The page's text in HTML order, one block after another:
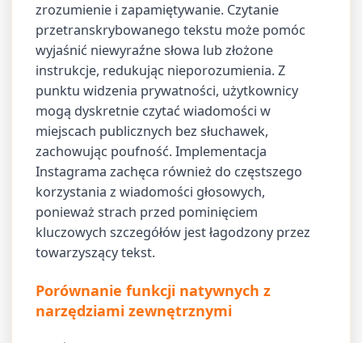
zrozumienie i zapamiętywanie. Czytanie
przetranskrybowanego tekstu może pomóc
wyjaśnić niewyraźne słowa lub złożone
instrukcje, redukując nieporozumienia. Z
punktu widzenia prywatności, użytkownicy
mogą dyskretnie czytać wiadomości w
miejscach publicznych bez słuchawek,
zachowując poufność. Implementacja
Instagrama zachęca również do częstszego
korzystania z wiadomości głosowych,
ponieważ strach przed pominięciem
kluczowych szczegółów jest łagodzony przez
towarzyszący tekst.
Porównanie funkcji natywnych z
narzędziami zewnętrznymi